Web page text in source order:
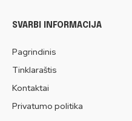
SVARBI INFORMACIJA
Pagrindinis
Tinklaraštis
Kontaktai
Privatumo politika